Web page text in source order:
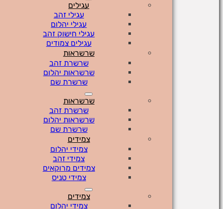
עגילים
עגילי זהב
עגילי יהלום
עגילי חישוק זהב
עגילים צמודים
שרשראות
שרשרת זהב
שרשראות יהלום
שרשרת שם
שרשראות
שרשרת זהב
שרשראות יהלום
שרשרת שם
צמידים
צמידי יהלום
צמידי זהב
צמידים מרוקאים
צמידי טניס
צמידים
צמידי יהלום